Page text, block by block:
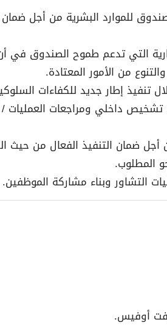
للموارد البشرية من أجل
التي تدعم طموح الصندوق في
من الأمور المعتادة.
إطار جديد للكفاءات السلوكية
داخلي ومراجعات العمليات /
ضمان التنفيذ الفعال من حيث
المطلوب.
التشاور وبناء مشاركة الموظفين.
أوفيس.